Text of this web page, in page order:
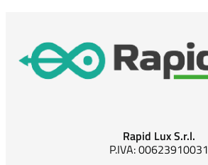
Rapid Lux S.r.l.
P.IVA: 00623910031